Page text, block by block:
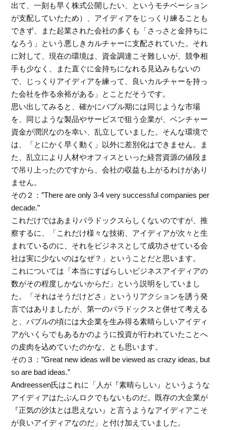
出て、一刻も早く株式公開したい、というモチベーション
が支配していたため）、アイディアをじっくり練ることも
できず、また起業された会社の多くも「さっさと金持ちに
なろう」という悪しきカルチャーに支配されていた。それ
に対して、現在の環境は、資金調達こそ難しいが、競争相
手も少なく、また直ぐに金持ちになれる見込みもないの
で、じっくりアイディアを練って、良いカルチャーを持っ
た会社を作る余裕がある」とことだそうです。
思い出してみると、確かにバブル期には同じような市場
を、同じような製品やサービスで狙う企業が、ベンチャー
資金が潤沢なのを幸い、乱立していました。そんな環境で
は、「とにかく早く動く」以外に差別化はできません。ま
た、乱立により人材やオフィスといった経営資源の値段ま
で吊り上ったのですから、会社の収益も上がるわけがあり
ません。
その２：”There are only 3-4 very successful companies per
decade.”
これだけではあまりパラドックスらしくないのですが、推
察するに、「これだけ様々な技術、アイディアが次々と生
まれているのに、それをビジネスとして成功させている会
社は実に少ないのはなぜ？」ということだと思います。
これについては「本当にすばらしいビジネスアイディアの
数がその程度しかないからだ」という説明をしていまし
た。「それはそうだけどさ」というリアクションを誘う発
言ではありましたが、第一のパラドックスと併せて考える
と、バブルの頃には大企業を生み得る素晴らしいアイディ
アがいくらでもあるかのように投資が行われていたことへ
の皮肉を込めていたのかな、とも思います。
その３：”Great new ideas will be viewed as crazy ideas, but
so are bad ideas.”
Andreessen氏はこれに「人が『素晴らしい』というような
アイディアはたぶんロクでもないものだ。既存の大企業が
『正気の沙汰とは思えない』と言うようなアイディアこそ
が良いアイディアなのだ」と付け加えていました。